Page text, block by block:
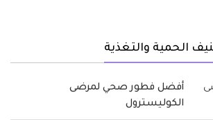
الحمية والتغذية
أفضل فطور صحي لمرضى
الكوليسترول